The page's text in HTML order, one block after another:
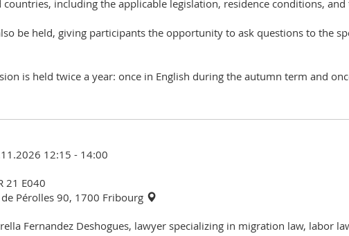
including the applicable legislation, residence conditions,
be held, giving participants the opportunity to ask questions to the
is held twice a year: once in English during the autumn term and
12:15 - 14:00
21 E040
Pérolles 90, 1700 Fribourg
Fernandez Deshogues, lawyer specializing in migration law, labor